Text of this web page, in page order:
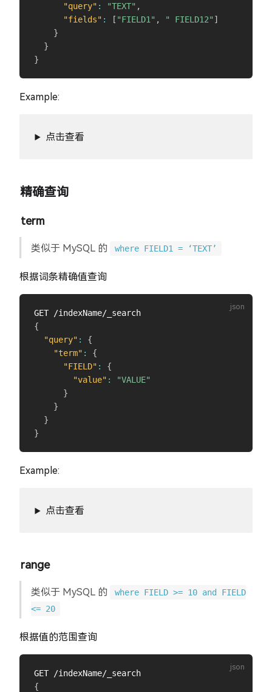
"query" : "TEXT" ,
"fields" : [ "FIELD1" , " FIELD12" ]
}
}
}
Example:
点击查看
精确查询
term
类似于 MySQL 的 where FIELD1 = ‘TEXT’
根据词条精确值查询
{
"query" :
{
"term" :
{
"FIELD" :
{
"value" :
"VALUE"
}
}
}
}
Example:
点击查看
range
类似于 MySQL 的
where FIELD >= 10 and FIELD
<= 20
根据值的范围查询
{